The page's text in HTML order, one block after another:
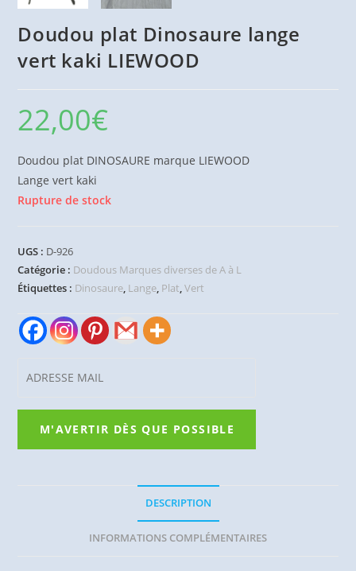
Doudou plat Dinosaure lange
vert kaki LIEWOOD
22,00€
Doudou plat DINOSAURE marque LIEWOOD
Lange vert kaki
Rupture de stock
UGS : D-926
Catégorie : Doudous Marques diverses de A à L
Étiquettes : Dinosaure, Lange, Plat,Vert
DESCRIPTION
INFORMATIONS COMPLÉMENTAIRES